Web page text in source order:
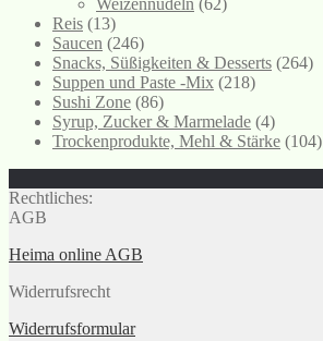
Reis (13)
Saucen (246)
Snacks, Süßigkeiten & Desserts (264)
Suppen und Paste -Mix (218)
Sushi Zone (86)
Syrup, Zucker & Marmelade (4)
Trockenprodukte, Mehl & Stärke (104)
Rechtliches:
AGB
Heima online AGB
Widerrufsrecht
Widerrufsformular